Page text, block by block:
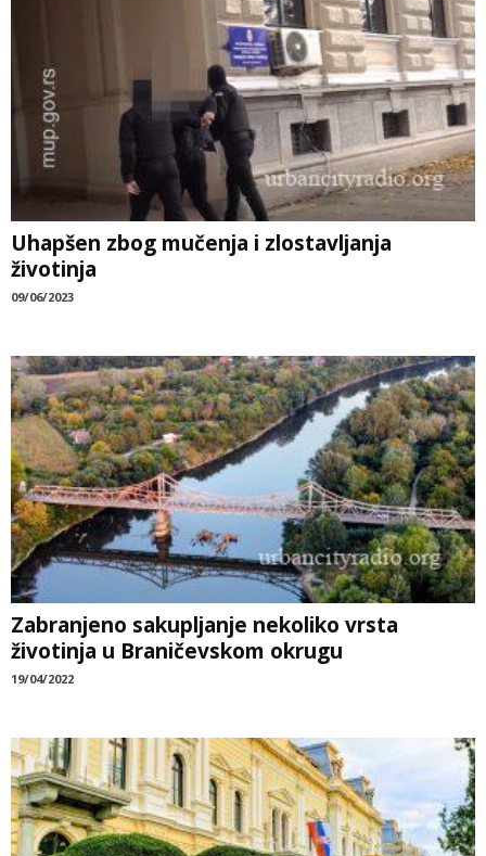
Uhapšen zbog mučenja i zlostavljanja
životinja
09/06/2023
Zabranjeno sakupljanje nekoliko vrsta
životinja u Braničevskom okrugu
19/04/2022